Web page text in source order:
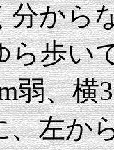
分から
ら歩い
弱、横
、左か